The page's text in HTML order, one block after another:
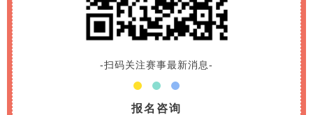
-扫码关注赛事最新消息-
报名咨询